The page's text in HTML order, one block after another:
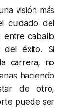
visión más
cuidado del
entre caballo
del éxito. Si
carrera, no
haciendo
de otro,
puede ser